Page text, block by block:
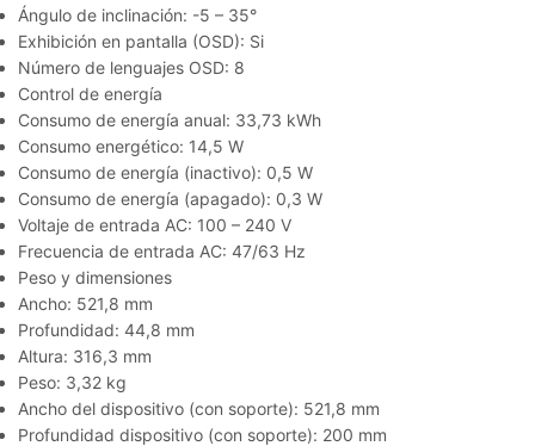
Ángulo de inclinación: -5 – 35°
Exhibición en pantalla (OSD): Si
Número de lenguajes OSD: 8
Control de energía
Consumo de energía anual: 33,73 kWh
Consumo energético: 14,5 W
Consumo de energía (inactivo): 0,5 W
Consumo de energía (apagado): 0,3 W
Voltaje de entrada AC: 100 – 240 V
Frecuencia de entrada AC: 47/63 Hz
Peso y dimensiones
Ancho: 521,8 mm
Profundidad: 44,8 mm
Altura: 316,3 mm
Peso: 3,32 kg
Ancho del dispositivo (con soporte): 521,8 mm
Profundidad dispositivo (con soporte): 200 mm